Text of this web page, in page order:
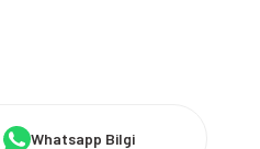
Whatsapp Bilgi